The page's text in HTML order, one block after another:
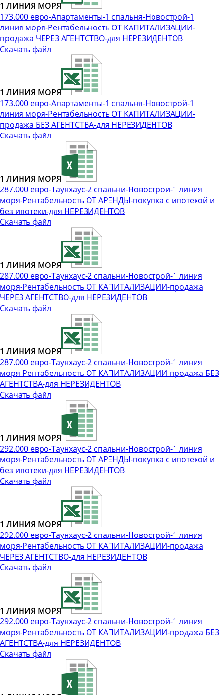
1 ЛИНИЯ МОРЯ
173.000 евро-Апартаменты-1 спальня-Новострой-1
линия моря-Рентабельность ОТ КАПИТАЛИЗАЦИИ-
продажа ЧЕРЕЗ АГЕНТСТВО-для НЕРЕЗИДЕНТОВ
Скачать файл
1 ЛИНИЯ МОРЯ
173.000 евро-Апартаменты-1 спальня-Новострой-1
линия моря-Рентабельность ОТ КАПИТАЛИЗАЦИИ-
продажа БЕЗ АГЕНТСТВА-для НЕРЕЗИДЕНТОВ
Скачать файл
1 ЛИНИЯ МОРЯ
287.000 евро-Таунхаус-2 спальни-Новострой-1 линия
моря-Рентабельность ОТ АРЕНДЫ-покупка с ипотекой и
без ипотеки-для НЕРЕЗИДЕНТОВ
Скачать файл
1 ЛИНИЯ МОРЯ
287.000 евро-Таунхаус-2 спальни-Новострой-1 линия
моря-Рентабельность ОТ КАПИТАЛИЗАЦИИ-продажа
ЧЕРЕЗ АГЕНТСТВО-для НЕРЕЗИДЕНТОВ
Скачать файл
1 ЛИНИЯ МОРЯ
287.000 евро-Таунхаус-2 спальни-Новострой-1 линия
моря-Рентабельность ОТ КАПИТАЛИЗАЦИИ-продажа БЕЗ
АГЕНТСТВА-для НЕРЕЗИДЕНТОВ
Скачать файл
1 ЛИНИЯ МОРЯ
292.000 евро-Таунхаус-2 спальни-Новострой-1 линия
моря-Рентабельность ОТ АРЕНДЫ-покупка с ипотекой и
без ипотеки-для НЕРЕЗИДЕНТОВ
Скачать файл
1 ЛИНИЯ МОРЯ
292.000 евро-Таунхаус-2 спальни-Новострой-1 линия
моря-Рентабельность ОТ КАПИТАЛИЗАЦИИ-продажа
ЧЕРЕЗ АГЕНТСТВО-для НЕРЕЗИДЕНТОВ
Скачать файл
1 ЛИНИЯ МОРЯ
292.000 евро-Таунхаус-2 спальни-Новострой-1 линия
моря-Рентабельность ОТ КАПИТАЛИЗАЦИИ-продажа БЕЗ
АГЕНТСТВА-для НЕРЕЗИДЕНТОВ
Скачать файл